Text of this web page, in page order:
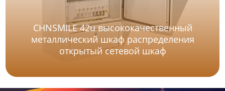
CHNSMILE 42u высококачественный
металлический шкаф распределения
открытый сетевой шкаф